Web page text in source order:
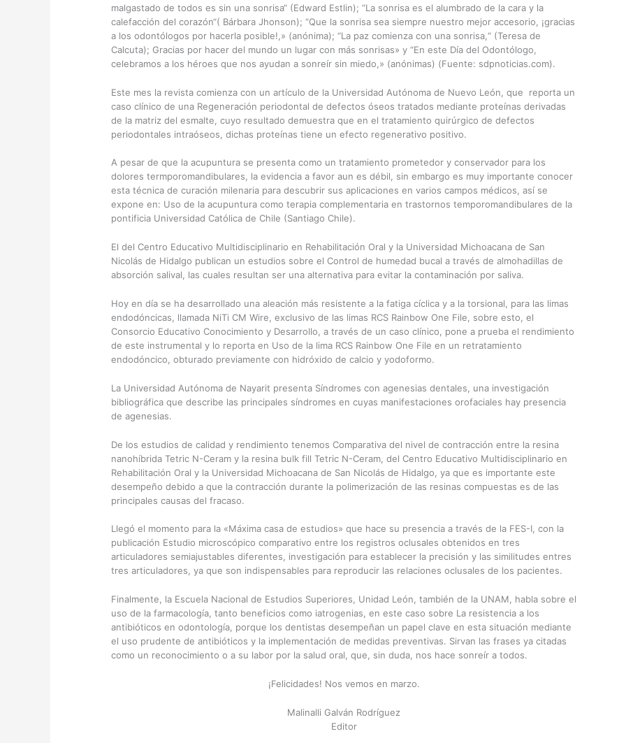
malgastado de todos es sin una sonrisa“ (Edward Estlin); “La sonrisa es el alumbrado de la cara y la
calefacción del corazón“( Bárbara Jhonson); “Que la sonrisa sea siempre nuestro mejor accesorio, ¡gracias
a los odontólogos por hacerla posible!,» (anónima); “La paz comienza con una sonrisa,“ (Teresa de
Calcuta); Gracias por hacer del mundo un lugar con más sonrisas» y “En este Día del Odontólogo,
celebramos a los héroes que nos ayudan a sonreír sin miedo,» (anónimas) (Fuente: sdpnoticias.com).
Este mes la revista comienza con un artículo de la Universidad Autónoma de Nuevo León, que reporta un
caso clínico de una Regeneración periodontal de defectos óseos tratados mediante proteínas derivadas
de la matriz del esmalte, cuyo resultado demuestra que en el tratamiento quirúrgico de defectos
periodontales intraóseos, dichas proteínas tiene un efecto regenerativo positivo.
A pesar de que la acupuntura se presenta como un tratamiento prometedor y conservador para los
dolores termporomandibulares, la evidencia a favor aun es débil, sin embargo es muy importante conocer
esta técnica de curación milenaria para descubrir sus aplicaciones en varios campos médicos, así se
expone en: Uso de la acupuntura como terapia complementaria en trastornos temporomandibulares de la
pontificia Universidad Católica de Chile (Santiago Chile).
El del Centro Educativo Multidisciplinario en Rehabilitación Oral y la Universidad Michoacana de San
Nicolás de Hidalgo publican un estudios sobre el Control de humedad bucal a través de almohadillas de
absorción salival, las cuales resultan ser una alternativa para evitar la contaminación por saliva.
Hoy en día se ha desarrollado una aleación más resistente a la fatiga cíclica y a la torsional, para las limas
endodóncicas, llamada NiTi CM Wire, exclusivo de las limas RCS Rainbow One File, sobre esto, el
Consorcio Educativo Conocimiento y Desarrollo, a través de un caso clínico, pone a prueba el rendimiento
de este instrumental y lo reporta en Uso de la lima RCS Rainbow One File en un retratamiento
endodóncico, obturado previamente con hidróxido de calcio y yodoformo.
La Universidad Autónoma de Nayarit presenta Síndromes con agenesias dentales, una investigación
bibliográfica que describe las principales síndromes en cuyas manifestaciones orofaciales hay presencia
de agenesias.
De los estudios de calidad y rendimiento tenemos Comparativa del nivel de contracción entre la resina
nanohíbrida Tetric N-Ceram y la resina bulk fill Tetric N-Ceram, del Centro Educativo Multidisciplinario en
Rehabilitación Oral y la Universidad Michoacana de San Nicolás de Hidalgo, ya que es importante este
desempeño debido a que la contracción durante la polimerización de las resinas compuestas es de las
principales causas del fracaso.
Llegó el momento para la «Máxima casa de estudios» que hace su presencia a través de la FES-I, con la
publicación Estudio microscópico comparativo entre los registros oclusales obtenidos en tres
articuladores semiajustables diferentes, investigación para establecer la precisión y las similitudes entres
tres articuladores, ya que son indispensables para reproducir las relaciones oclusales de los pacientes.
Finalmente, la Escuela Nacional de Estudios Superiores, Unidad León, también de la UNAM, habla sobre el
uso de la farmacología, tanto beneficios como iatrogenias, en este caso sobre La resistencia a los
antibióticos en odontología, porque los dentistas desempeñan un papel clave en esta situación mediante
el uso prudente de antibióticos y la implementación de medidas preventivas. Sirvan las frases ya citadas
como un reconocimiento o a su labor por la salud oral, que, sin duda, nos hace sonreír a todos.
¡Felicidades! Nos vemos en marzo.
Malinalli Galván Rodríguez
Editor